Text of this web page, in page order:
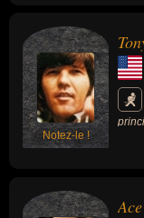
Notez-le !